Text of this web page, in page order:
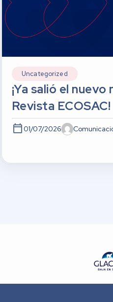
Uncategorized
¡Ya salió el nuevo
Revista ECOSAC!
01/07/2026